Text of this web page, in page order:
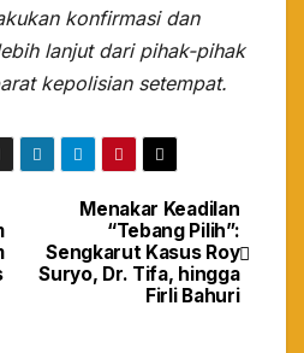
konfirmasi dan
lanjut dari pihak-pihak
kepolisian setempat.
Menakar Keadilan
“Tebang Pilih”:
Sengkarut Kasus Roy
Suryo, Dr. Tifa, hingga
Firli Bahuri